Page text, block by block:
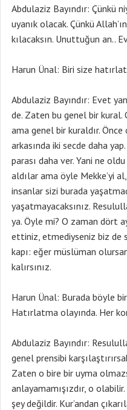
Abdulaziz Bayındır: Çünkü
uyanık olacak. Çünkü
kılacaksın. Unuttuğun an..
Harun Ünal: Biri size
Abdulaziz Bayındır: Evet
de. Zaten bu genel bir kural.
ama genel bir kuraldır.
arkasında iki secde daha
parası daha ver. Yani ne
aldılar ama öyle Mekke’yi
insanlar sizi burada
yaşatmayacaksınız.
ya. Öyle mi? O zaman dört
ettiniz, etmediyseniz biz de
kapı: eğer müslüman
kalırsınız.
Harun Ünal: Burada böyle
Hatırlatma olayında. Her
Abdulaziz Bayındır:
genel prensibi
Zaten o bire bir uyma
anlayamamışızdır, o
şey değildir. Kur’andan